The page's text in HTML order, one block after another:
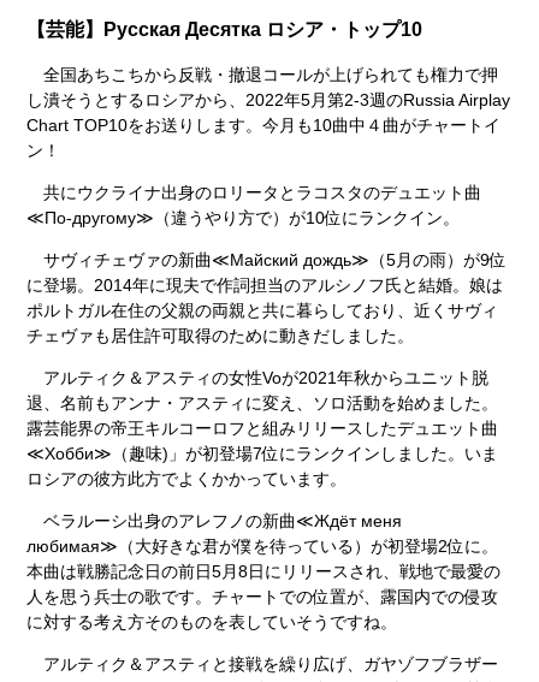
【芸能】 Русская Десятка ロシア・トップ10
全国あちこちから反戦・撤退コールが上げられても権力で押
し潰そうとするロシアから、2022年5月第2-3週のRussia Airplay
Chart TOP10をお送りします。今月も10曲中４曲がチャートイ
ン！
共にウクライナ出身のロリータとラコスタのデュエット曲
≪По-другому≫ （違うやり方で）が10位にランクイン。
サヴィチェヴァの新曲≪Майский дождь≫ （5月の雨）が9位
に登場。2014年に現夫で作詞担当のアルシノフ氏と結婚。娘は
ポルトガル在住の父親の両親と共に暮らしており、近くサヴィ
チェヴァも居住許可取得のために動きだしました。
アルティク＆アスティの女性Voが2021年秋からユニット脱
退、名前もアンナ・アスティに変え、ソロ活動を始めました。
露芸能界の帝王キルコーロフと組みリリースしたデュエット曲
≪Хобби≫ （趣味)」が初登場7位にランクインしました。いま
ロシアの彼方此方でよくかかっています。
ベラルーシ出身のアレフノの新曲≪Ждёт меня
любимая≫ （大好きな君が僕を待っている）が初登場2位に。
本曲は戦勝記念日の前日5月8日にリリースされ、戦地で最愛の
人を思う兵士の歌です。チャートでの位置が、露国内での侵攻
に対する考え方そのものを表していそうですね。
アルティク＆アスティと接戦を繰り広げ、ガヤゾフブラザー